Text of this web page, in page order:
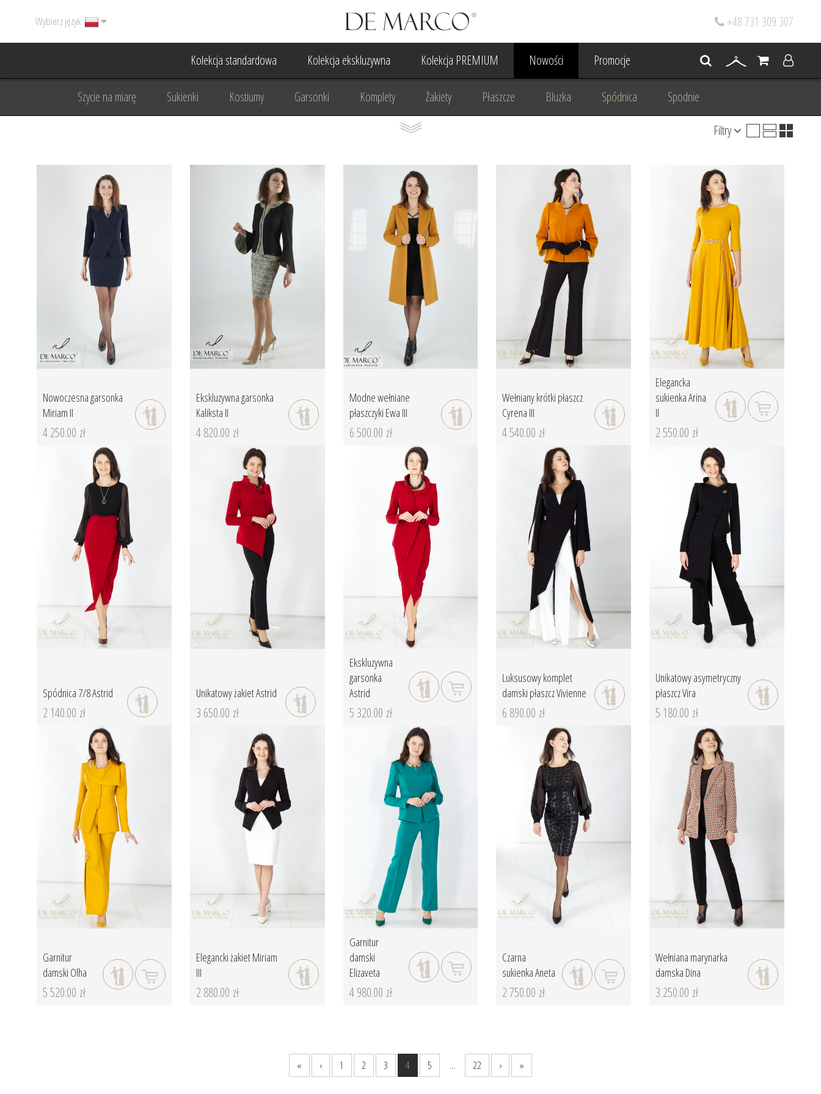
+48 731 309 307
Wybierz język:
Kolekcja standardowa Kolekcja ekskluzywna Kolekcja PREMIUM Nowości Promocje
Szycie na miarę Sukienki Kostiumy Garsonki Komplety Żakiety Płaszcze Bluzka Spódnica Spodnie
Suknia Ślubna
Odzież wizytowa Odzież dyplomatyczna Odzież biznesowa Na komunię Na rocznicę Na wesele Projektowanie/ Stylizacja
Filtry
Nowoczesna garsonka
Miriam II
4 250.00 zł
Ekskluzywna garsonka
Kaliksta II
4 820.00 zł
Modne wełniane
płaszczyki Ewa III
6 500.00 zł
Wełniany krótki płaszcz
Cyrena III
4 540.00 zł
Elegancka
sukienka Arina
II
2 550.00 zł
Spódnica 7/8 Astrid
2 140.00 zł
Unikatowy żakiet Astrid
3 650.00 zł
Ekskluzywna
garsonka
Astrid
5 320.00 zł
Luksusowy komplet
damski płaszcz Vivienne
6 890.00 zł
Unikatowy asymetryczny
płaszcz Vira
5 180.00 zł
Garnitur
damski Olha
5 520.00 zł
Elegancki żakiet Miriam
III
2 880.00 zł
Garnitur
damski
Elizaveta
4 980.00 zł
Czarna
sukienka Aneta
2 750.00 zł
Wełniana marynarka
damska Dina
3 250.00 zł
« ‹ 1 2 3 4 5 ... 22 › »